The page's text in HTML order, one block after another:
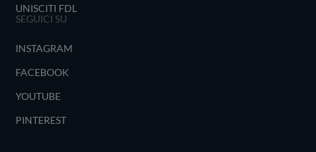
UNISCITI FDL
SEGUICI SU
INSTAGRAM
FACEBOOK
YOUTUBE
PINTEREST